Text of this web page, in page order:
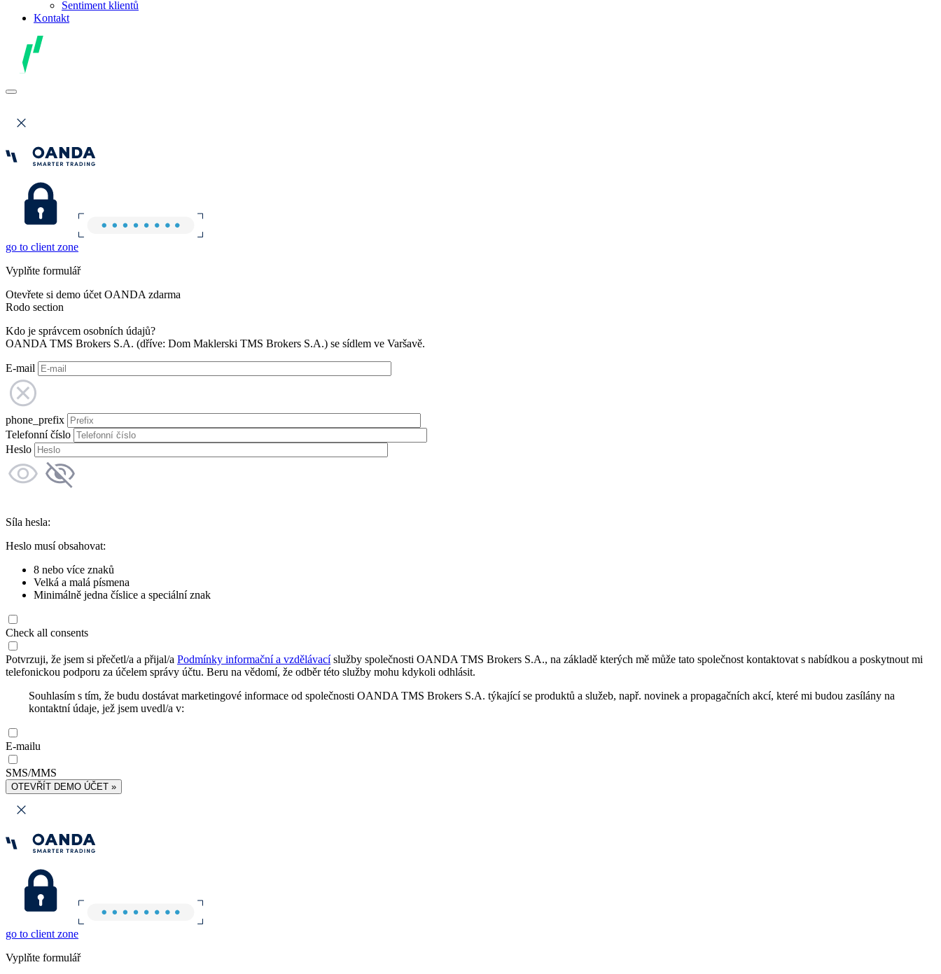
Sentiment klientů
Kontakt
go to client zone
Vyplňte formulář
Otevřete si demo účet OANDA zdarma
Rodo section
Kdo je správcem osobních údajů?
OANDA TMS Brokers S.A. (dříve: Dom Maklerski TMS Brokers S.A.) se sídlem ve Varšavě.
E-mail
phone_prefix
Telefonní číslo
Heslo
Síla hesla:
Heslo musí obsahovat:
8 nebo více znaků
Velká a malá písmena
Minimálně jedna číslice a speciální znak
Check all consents
Potvrzuji, že jsem si přečetl/a a přijal/a Podmínky informační a vzdělávacíslužby společnosti OANDA TMS Brokers S.A., na základě kterých mě může tato společnost kontaktovat s nabídkou a poskytnout mi
telefonickou podporu za účelem správy účtu. Beru na vědomí, že odběr této služby mohu kdykoli odhlásit.
Souhlasím s tím, že budu dostávat marketingové informace od společnosti OANDA TMS Brokers S.A. týkající se produktů a služeb, např. novinek a propagačních akcí, které mi budou zasílány na
kontaktní údaje, jež jsem uvedl/a v:
E-mailu
SMS/MMS
OTEVŘÍT DEMO ÚČET »
go to client zone
Vyplňte formulář